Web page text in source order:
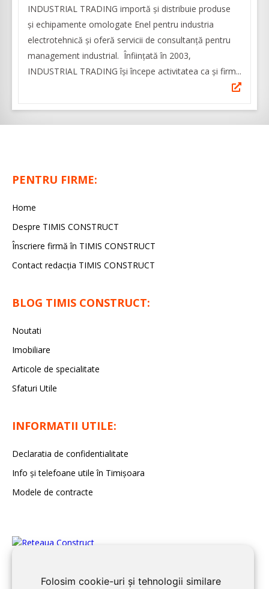
Folosim cookie-uri și tehnologii similare
INDUSTRIAL TRADING importă și distribuie produse
și echipamente omologate Enel pentru industria
electrotehnică și oferă servicii de consultanță pentru
management industrial. Înfiinţată în 2003,
INDUSTRIAL TRADING îşi începe activitatea ca şi firm...
PENTRU FIRME:
Home
Despre TIMIS CONSTRUCT
Înscriere firmă în TIMIS CONSTRUCT
Contact redacția TIMIS CONSTRUCT
BLOG TIMIS CONSTRUCT:
Noutati
Imobiliare
Articole de specialitate
Sfaturi Utile
INFORMATII UTILE:
Declaratia de confidentialitate
Info și telefoane utile în Timișoara
Modele de contracte